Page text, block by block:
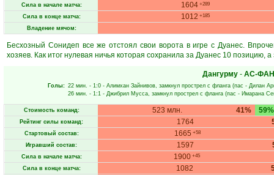
Сила в начале матча: 1604 +289
Сила в конце матча: 1012 +185
Владение мячом:
Бесхозный Сонидеп все же отстоял свои ворота в игре с Дуанес.
хозяев. Как итог нулевая ничья которая сохранила за Дуанес 10 позицию,
Дангурму- АС-ФАН
Голы: 22 мин. - 1:0 - Алимхан Зайнивов, замкнул прострел с фланга (пас - Дилан
26 мин. - 1:1 - Джибрил Мусса, замкнул прострел с фланга (пас - Имарана
Стоимость команд: 41%
523 млн. 59%
Рейтинг силы команд: 1764
Стартовый состав: 1665 +58
Игравший состав: 1597
Сила в начале матча: 1900 +45
Сила в конце матча: 1082